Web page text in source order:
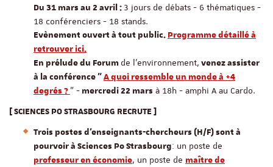
Du 31 mars au 2 avril : 3 jours de débats - 6 thématiques -
18 conférenciers - 18 stands.
Evènement ouvert à tout public. Programme détaillé à
retrouver ici.
En prélude du Forum de l'environnement, venez assister
à la conférence "A quoi ressemble un monde à +4
degrés ? " - mercredi 22 mars à 18h - amphi A au Cardo.
[ SCIENCES PO STRASBOURG RECRUTE ]
Trois postes d'enseignants-chercheurs (H/F) sont à
pourvoir à Sciences Po Strasbourg: un poste de
professeur en économie, un poste de maître de